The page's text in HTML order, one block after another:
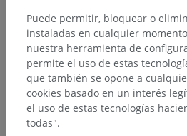
Puede permitir, bloquear o
instaladas en cualquier
nuestra herramienta de
permite el uso de estas
que también se opone a
cookies basado en un interés
el uso de estas tecnologías
todas".